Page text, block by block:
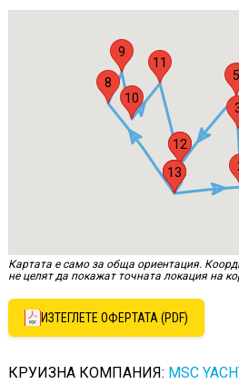
1
5
6
7
8
9
10
11
12
13
Картата е само за обща ориентация.
не целят да покажат точната локация на
ИЗТЕГЛЕТЕ ОФЕРТАТА (PDF)
КРУИЗНА КОМПАНИЯ: MSC